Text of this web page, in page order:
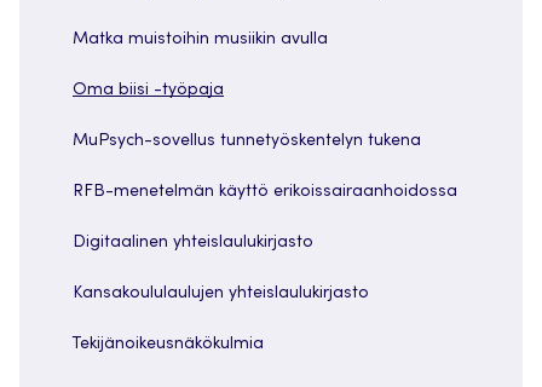
Matka muistoihin musiikin avulla
Oma biisi -työpaja
MuPsych-sovellus tunnetyöskentelyn tukena
RFB-menetelmän käyttö erikoissairaanhoidossa
Digitaalinen yhteislaulukirjasto
Kansakoululaulujen yhteislaulukirjasto
Tekijänoikeusnäkökulmia